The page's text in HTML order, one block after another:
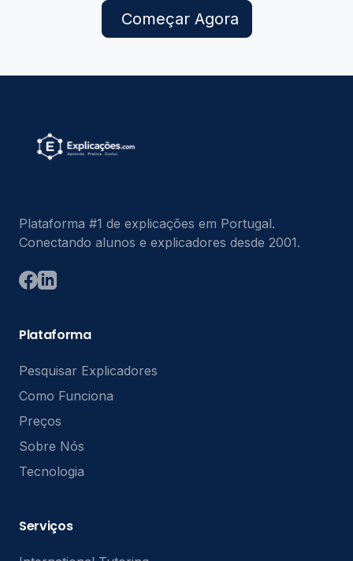
Começar Agora
Plataforma #1 de explicações em Portugal.
Conectando alunos e explicadores desde 2001.
Plataforma
Pesquisar Explicadores
Como Funciona
Preços
Sobre Nós
Tecnologia
Serviços